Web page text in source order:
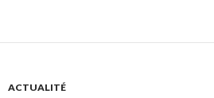
ACTUALITÉ